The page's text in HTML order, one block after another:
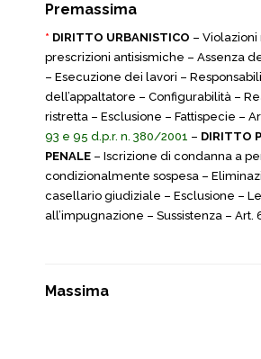
Premassima
* DIRITTO URBANISTICO –
prescrizioni antisismiche – Assenza
– Esecuzione dei lavori –
dell’appaltatore – Configurabilità –
ristretta – Esclusione – Fattispecie –
93 e 95 d.p.r. n. 380/2001 – DIRITTO
PENALE – Iscrizione di condanna a
condizionalmente sospesa –
casellario giudiziale – Esclusione –
all’impugnazione – Sussistenza – Art.
Massima